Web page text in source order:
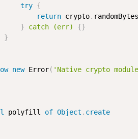
try {
return crypto. randomBytes
} catch (err) {}
}
new Error( 'Native crypto
polyfill of Object . create